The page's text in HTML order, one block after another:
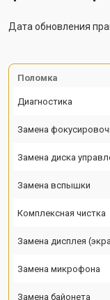
Дата обновления
Поломка
Диагностика
Замена
Замена диска
Замена вспышки
Комплексная чистка
Замена дисплея
Замена микрофона
Замена байонета